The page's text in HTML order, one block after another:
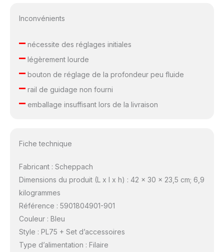
Inconvénients
–nécessite des réglages initiales
–légèrement lourde
–bouton de réglage de la profondeur peu fluide
–rail de guidage non fourni
–emballage insuffisant lors de la livraison
Fiche technique
Fabricant : Scheppach
Dimensions du produit (L x l x h) : 42 x 30 x 23,5 cm; 6,9
kilogrammes
Référence : 5901804901-901
Couleur : Bleu
Style : PL75 + Set d’accessoires
Type d’alimentation : Filaire